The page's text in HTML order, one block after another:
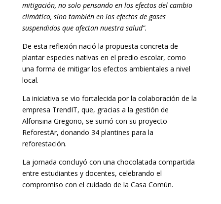
mitigación, no solo pensando en los efectos del cambio
climático, sino también en los efectos de gases
suspendidos que afectan nuestra salud”.
De esta reflexión nació la propuesta concreta de
plantar especies nativas en el predio escolar, como
una forma de mitigar los efectos ambientales a nivel
local.
La iniciativa se vio fortalecida por la colaboración de la
empresa TrendIT, que, gracias a la gestión de
Alfonsina Gregorio, se sumó con su proyecto
ReforestAr, donando 34 plantines para la
reforestación.
La jornada concluyó con una chocolatada compartida
entre estudiantes y docentes, celebrando el
compromiso con el cuidado de la Casa Común.